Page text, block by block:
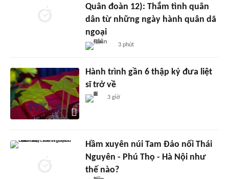
Quân đoàn 12): Thắm tình quân
dân từ những ngày hành quân dã
ngoại
3 phút
Hành trình gần 6 thập kỷ đưa liệt
sĩ trở về
3 giờ
Hầm xuyên núi Tam Đảo nối Thái
Nguyên - Phú Thọ - Hà Nội như
thế nào?